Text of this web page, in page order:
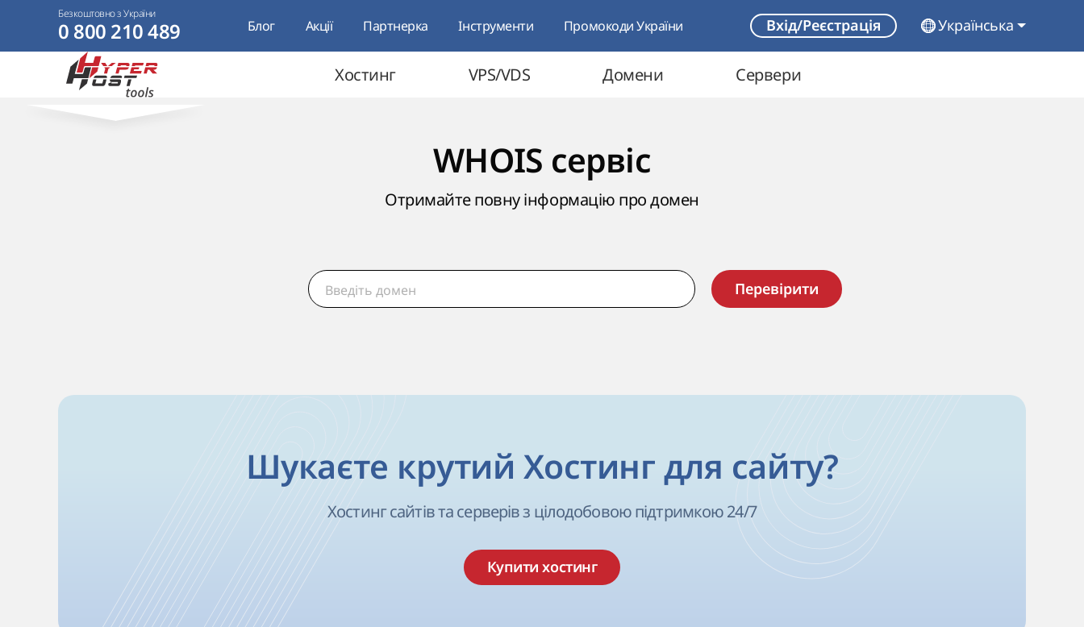
Безкоштовно з України
0 800 210 489 Блог Акції Партнерка Інструменти Промокоди України Вхід/Реєстрація Українська
Хостинг VPS/VDS Домени Сервери
WHOIS сервіс
Отримайте повну інформацію про домен
Перевірити
Шукаєте крутий Хостинг для сайту?
Хостинг сайтів та серверів з цілодобовою підтримкою 24/7
Купити хостинг